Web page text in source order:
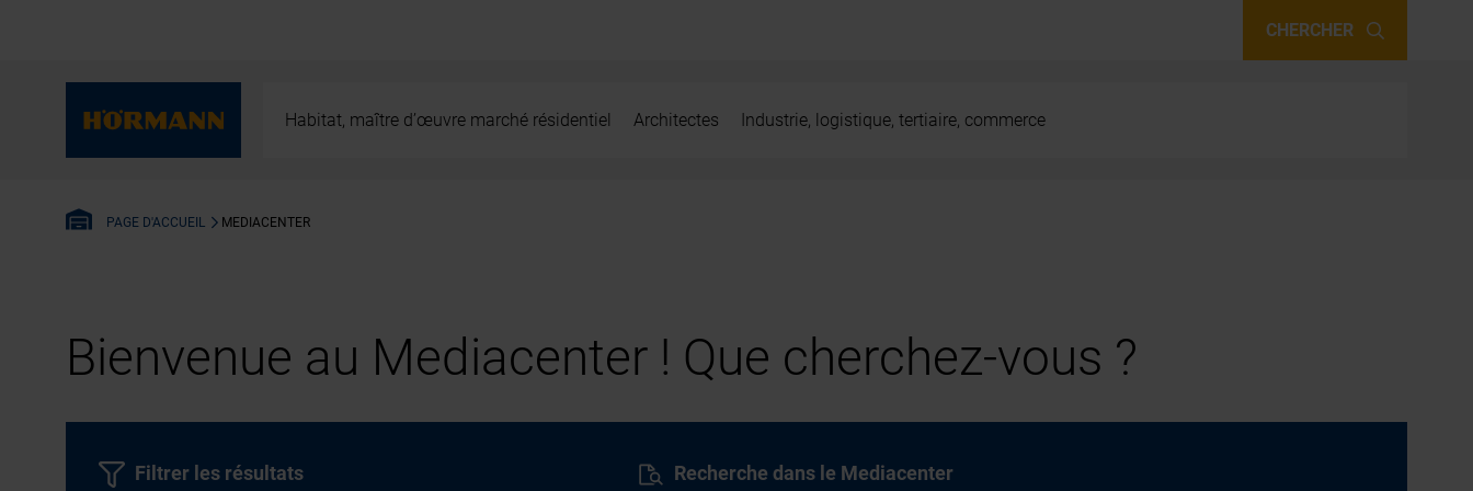
CHERCHER
Habitat, maître d’œuvre marché résidentiel Architectes Industrie, logistique, tertiaire, commerce
PAGE D'ACCUEIL MEDIACENTER
Bienvenue au Mediacenter ! Que cherchez-vous ?
Recherche dans le Mediacenter
Filtrer les résultats